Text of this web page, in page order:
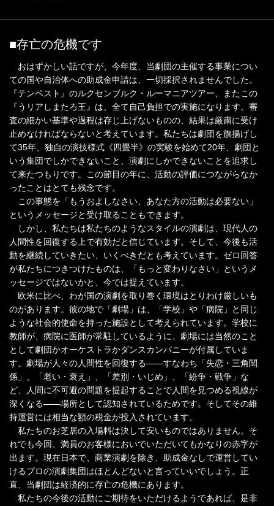
■存亡の危機です
おはずかしい話ですが、今年度、当劇団の主催する事業につい
ての国や自治体への助成金申請は、一切採択されませんでした。
『テンペスト』のルクセンブルク・ルーマニアツアー、またこの
『うリアしまたろ王』は、全て自己負担での実施になります。審
査の細かい基準や過程は存じ上げないものの、結果は厳粛に受け
止めなければならないと考えています。私たちは劇団を旗揚げし
て35年、独自の演技様式《四畳半》の実験を始めて20年、劇団と
いう集団でしかできないこと、演劇にしかできないことを追求し
て来たつもりです。この節目の年に、活動の評価につながらなか
ったことはとても残念です。
この事態を「もうおよしなさい、あなた方の活動は必要ない」
というメッセージと受け取ることもできます。
しかし、私たちは私たちのようなスタイルの演劇は、現代人の
人間性を回復する上で有効だと信じています。そして、今後も活
動を継続していきたい、いくべきだとも考えています。ゼロ回答
が私たちにつきつけたものは、「もっと変わりなさい」というメ
ッセージではないかと、今では捉えています。
欧米に比べ、わが国の演劇を取り巻く環境はとりわけ厳しいも
のがあります。彼の地で「劇場」は、「学校」や「病院」と同じ
ような社会的使命を持った施設として考えられています。学校に
教師が、病院に医師が常駐しているように、劇場には当然のこと
として劇団かオーケストラかダンスカンパニーが付属していま
す。劇場が人々の人間性を回復する――すなわち「失恋・三角関
係」、「老い・衰え」、「差別・いじめ」、「紛争・戦争」な
ど、人間に不可避の問題を提起することで人間を見つめる視線が
深くなる――場所として認知されているためです。そしてその維
持運営には相当な額の税金が投入されています。
私たちのお芝居の入場料は決して安いものではありません。そ
れでも今回、満員のお客様においでいただいてもかなりの赤字が
出ます。現在日本で、商業演劇を除き、助成金なしで運営してい
けるプロの演劇集団はほとんどないと言っていいでしょう。正
直、当劇団は経済的に存亡の危機にあります。
私たちの今後の活動にご期待をいただけるようであれば、是非